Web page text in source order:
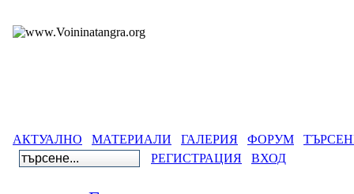
АКТУАЛНО МАТЕРИАЛИ ГАЛЕРИЯ ФОРУМ
РЕГИСТРАЦИЯ
ВХОД